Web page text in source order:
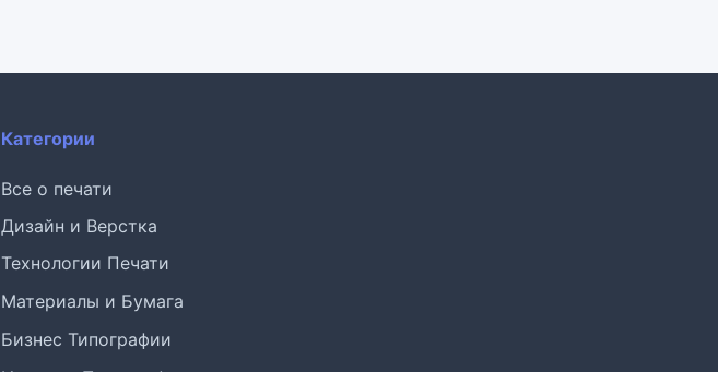
Категории
Все о печати
Дизайн и Верстка
Технологии Печати
Материалы и Бумага
Бизнес Типографии